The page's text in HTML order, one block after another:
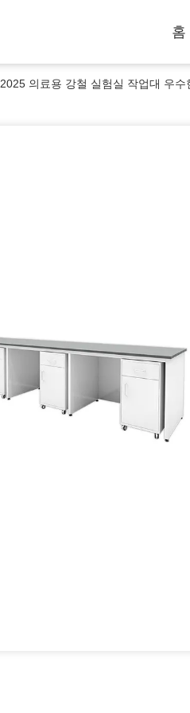
홈
2025 의료용 강철 실험실 작업대 우